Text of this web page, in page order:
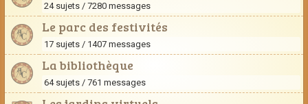
24 sujets / 7280 messages
Le parc des festivités
17 sujets / 1407 messages
La bibliothèque
64 sujets / 761 messages